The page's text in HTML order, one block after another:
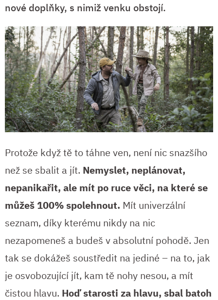
nové doplňky, s nimiž venku obstojí.
Protože když tě to táhne ven, není nic snazšího
než se sbalit a jít. Nemyslet, neplánovat,
nepanikařit, ale mít po ruce věci, na které se
můžeš 100% spolehnout. Mít univerzální
seznam, díky kterému nikdy na nic
nezapomeneš a budeš v absolutní pohodě. Jen
tak se dokážeš soustředit na jediné – na to, jak
je osvobozující jít, kam tě nohy nesou, a mít
čistou hlavu. Hoď starosti za hlavu, sbal batoh